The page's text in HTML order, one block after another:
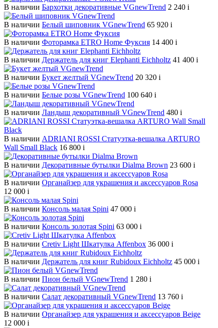
В наличии Бархотки декоративные VGnewTrend 2 240 i
В наличии Белый шиповник VGnewTrend 65 920 i
В наличии Фоторамка ETRO Home Фуксия 14 400 i
В наличии Держатель для книг Elephanti Eichholtz 41 400 i
В наличии Букет желтый VGnewTrend 20 320 i
В наличии Белые розы VGnewTrend 100 640 i
В наличии Ландыш декоративный VGnewTrend 480 i
В наличии ADRIANI ROSSI Статуэтка-вешалка ARTURO
Wall Small Black 16 800 i
В наличии Декоративные бутылки Dialma Brown 23 600 i
В наличии Органайзер для украшения и аксессуаров Rosa
12 000 i
В наличии Консоль малая Spini 47 000 i
В наличии Консоль золотая Spini 63 000 i
В наличии Cretiv Light Шкатулка Affenbox 36 000 i
В наличии Держатель для книг Rubidoux Eichholtz 45 000 i
В наличии Пион белый VGnewTrend 1 280 i
В наличии Салат декоративный VGnewTrend 13 760 i
В наличии Органайзер для украшения и аксессуаров Beige
12 000 i